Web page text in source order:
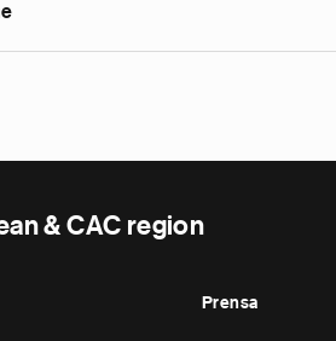
& CAC region
Prensa